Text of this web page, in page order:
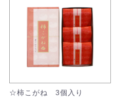
☆柿こがね 3個入り